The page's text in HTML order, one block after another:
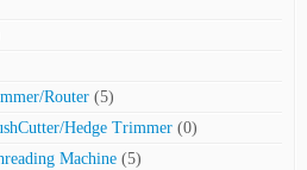
Router (5)
Hedge Trimmer (0)
Machine (5)